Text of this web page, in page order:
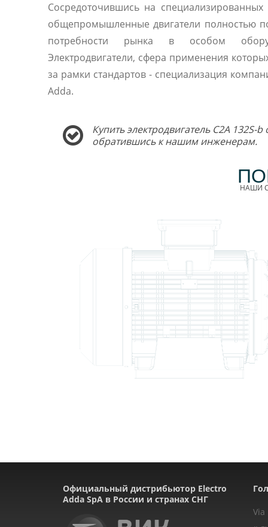
Сосредоточившись на специализированных
общепромышленные двигатели полностью
потребности рынка в особом
Электродвигатели, сфера применения
за рамки стандартов - специализация
Adda.
Купить электродвигатель C2A
обратившись к нашим инженерам.
НАШИ
Официальный дистрибьютор Electro
Adda SpA в России и странах СНГ
Via